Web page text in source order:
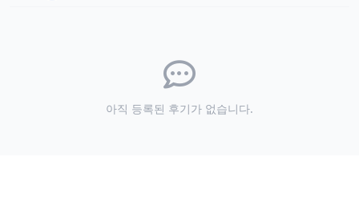
아직 등록된 후기가 없습니다.